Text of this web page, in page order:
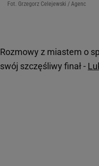
Fot. Grzegorz Celejewski / Agenc
Rozmowy z miastem o
swój szczęśliwy finał -